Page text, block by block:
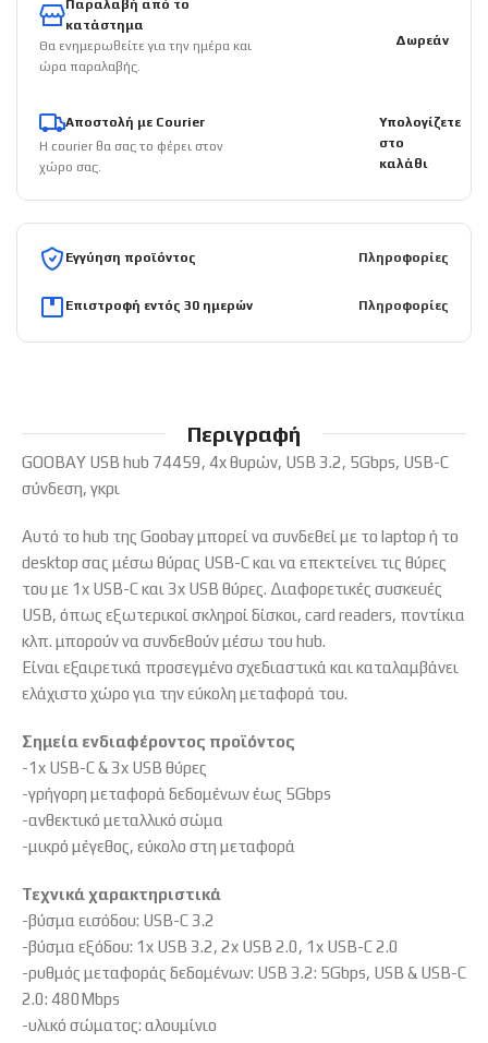
Παραλαβή από το
κατάστημα
Θα ενημερωθείτε για την ημέρα και
ώρα παραλαβής.
Δωρεάν
Αποστολή με Courier
Η courier θα σας το φέρει στον
χώρο σας.
Υπολογίζετε
στο
καλάθι
Εγγύηση προϊόντος Πληροφορίες
Επιστροφή εντός 30 ημερών Πληροφορίες
Περιγραφή
GOOBAY USB hub 74459, 4x θυρών, USB 3.2, 5Gbps, USB-C
σύνδεση, γκρι
Αυτό το hub της Goobay μπορεί να συνδεθεί με το laptop ή το
desktop σας μέσω θύρας USB-C και να επεκτείνει τις θύρες
του με 1x USB-C και 3x USB θύρες. Διαφορετικές συσκευές
USB, όπως εξωτερικοί σκληροί δίσκοι, card readers, ποντίκια
κλπ. μπορούν να συνδεθούν μέσω του hub.
Είναι εξαιρετικά προσεγμένο σχεδιαστικά και καταλαμβάνει
ελάχιστο χώρο για την εύκολη μεταφορά του.
Σημεία ενδιαφέροντος προϊόντος
-1x USB-C & 3x USB θύρες
-γρήγορη μεταφορά δεδομένων έως 5Gbps
-ανθεκτικό μεταλλικό σώμα
-μικρό μέγεθος, εύκολο στη μεταφορά
Τεχνικά χαρακτηριστικά
-βύσμα εισόδου: USB-C 3.2
-βύσμα εξόδου: 1x USB 3.2, 2x USB 2.0, 1x USB-C 2.0
-ρυθμός μεταφοράς δεδομένων: USB 3.2: 5Gbps, USB & USB-C
2.0: 480Mbps
-υλικό σώματος: αλουμίνιο